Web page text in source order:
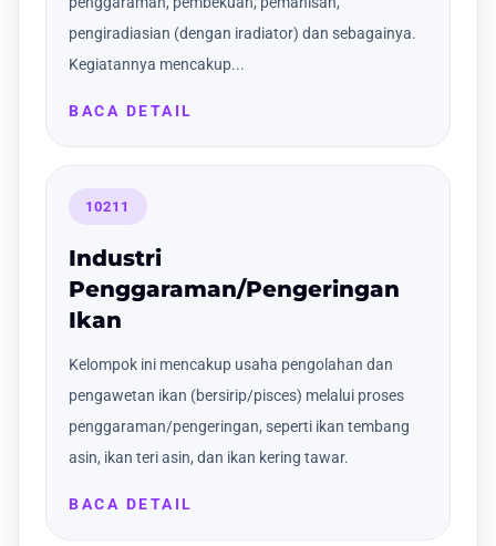
pengiradiasian (dengan iradiator) dan sebagainya.
Kegiatannya mencakup...
BACA DETAIL
10211
Industri
Penggaraman/Pengeringan
Ikan
Kelompok ini mencakup usaha pengolahan dan
pengawetan ikan (bersirip/pisces) melalui proses
penggaraman/pengeringan, seperti ikan tembang
asin, ikan teri asin, dan ikan kering tawar.
BACA DETAIL